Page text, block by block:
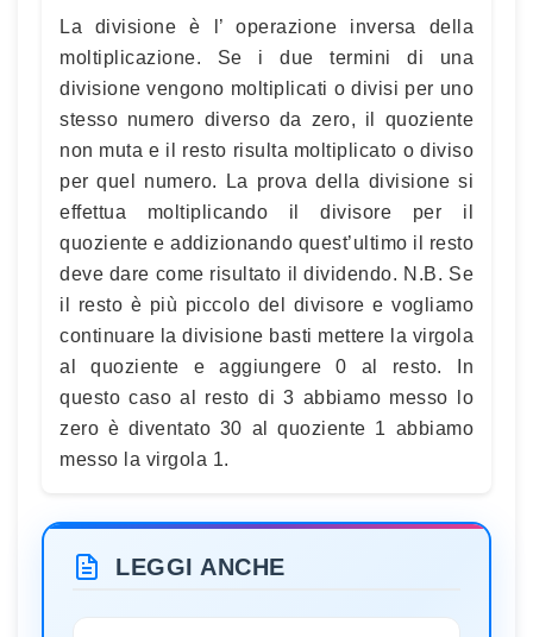
La divisione è l’ operazione inversa della
moltiplicazione. Se i due termini di una
divisione vengono moltiplicati o divisi per uno
stesso numero diverso da zero, il quoziente
non muta e il resto risulta moltiplicato o diviso
per quel numero. La prova della divisione si
effettua moltiplicando il divisore per il
quoziente e addizionando quest’ultimo il resto
deve dare come risultato il dividendo. N.B. Se
il resto è più piccolo del divisore e vogliamo
continuare la divisione basti mettere la virgola
al quoziente e aggiungere 0 al resto. In
questo caso al resto di 3 abbiamo messo lo
zero è diventato 30 al quoziente 1 abbiamo
messo la virgola 1.
LEGGI ANCHE